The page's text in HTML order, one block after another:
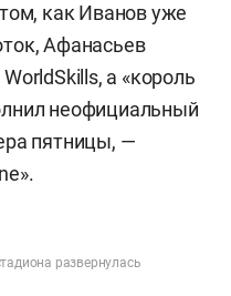
как Иванов уже
Афанасьев
а «король
неофициальный
пятницы, —
развернулась